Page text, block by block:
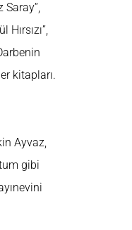
Saray”,
Hırsızı”,
kitapları.
Ayvaz,
gibi